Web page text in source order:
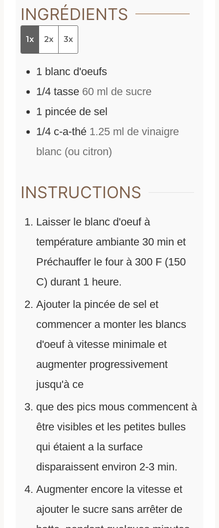
INGRÉDIENTS
1x 2x 3x
1 blanc d'oeufs
1/4 tasse 60 ml de sucre
1 pincée de sel
1/4 c-a-thé 1.25 ml de vinaigre
blanc (ou citron)
INSTRUCTIONS
Laisser le blanc d'oeuf à
température ambiante 30 min et
Préchauffer le four à 300 F (150
C) durant 1 heure.
Ajouter la pincée de sel et
commencer a monter les blancs
d'oeuf à vitesse minimale et
augmenter progressivement
jusqu'à ce
que des pics mous commencent à
être visibles et les petites bulles
qui étaient a la surface
disparaissent environ 2-3 min.
Augmenter encore la vitesse et
ajouter le sucre sans arrêter de